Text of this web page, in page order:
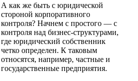
А как же быть с юридической
стороной корпоративного
контроля? Начнем с простого — с
контроля над бизнес-структурами,
где юридический собственник
четко определен. К таковым
относятся, например, частные и
государственные предприятия.